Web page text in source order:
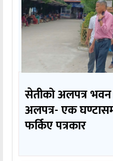
सेतीको अलपत्र भवन
अलपत्र- एक
फर्किए पत्रकार